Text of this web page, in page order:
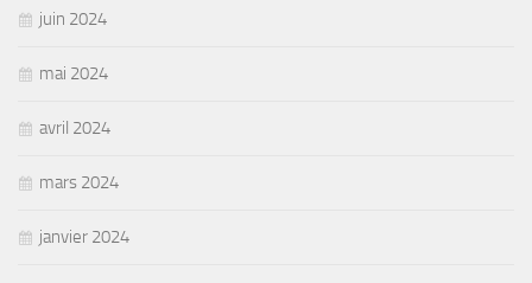
juin 2024
mai 2024
avril 2024
mars 2024
janvier 2024